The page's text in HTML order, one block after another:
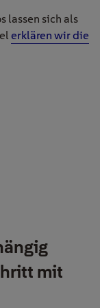
lassen sich als
erklären wir die
mit